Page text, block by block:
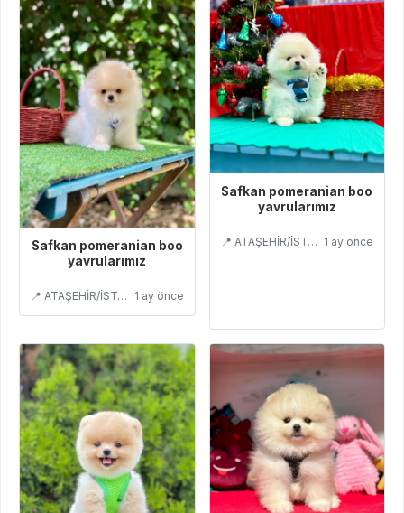
Safkan pomeranian boo
yavrularımız
📍 ATAŞEHİR/İSTANBUL 1 ay önce
Safkan pomeranian boo
yavrularımız
📍 ATAŞEHİR/İSTANBUL 1 ay önce